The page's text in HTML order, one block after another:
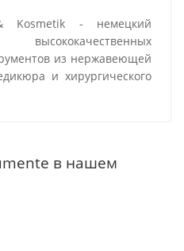
Kosmetik - немецкий
из нержавеющей
и хирургического
в нашем